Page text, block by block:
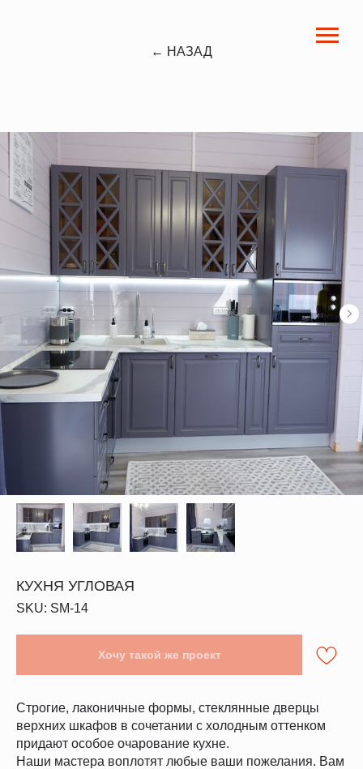
← НАЗАД
КУХНЯ УГЛОВАЯ
SKU: SM-14
Хочу такой же проект
Строгие, лаконичные формы, стеклянные дверцы
верхних шкафов в сочетании с холодным оттенком
придают особое очарование кухне.
Наши мастера воплотят любые ваши пожелания. Вам